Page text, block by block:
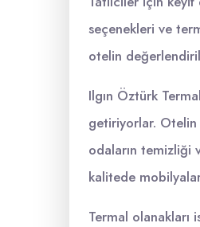
seçenekleri ve
otelin
Ilgın Öztürk
getiriyorlar. Otelin
odaların temizliği
kalitede
Termal